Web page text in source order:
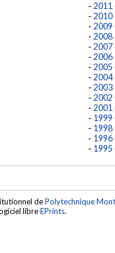
2011
2010
2009
2008
2007
2006
2005
2004
2003
2002
2001
1999
1998
1996
1995
dePolytechnique
libreEPrints.